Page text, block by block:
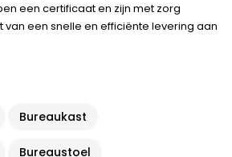
een certificaat en zijn met zorg
van een snelle en efficiënte levering aan
Bureaukast
Bureaustoel